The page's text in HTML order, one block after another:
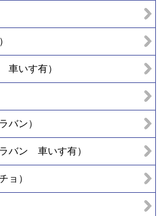
車いす有）
バン）
バン 車いす有）
ョ）